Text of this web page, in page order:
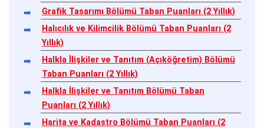
Grafik Tasarımı Bölümü Taban Puanları (2 Yıllık)
Halıcılık ve Kilimcilik Bölümü Taban Puanları (2
Yıllık)
Halkla İlişkiler ve Tanıtım (Açıköğretim) Bölümü
Taban Puanları (2 Yıllık)
Halkla İlişkiler ve Tanıtım Bölümü Taban
Puanları (2 Yıllık)
Harita ve Kadastro Bölümü Taban Puanları (2